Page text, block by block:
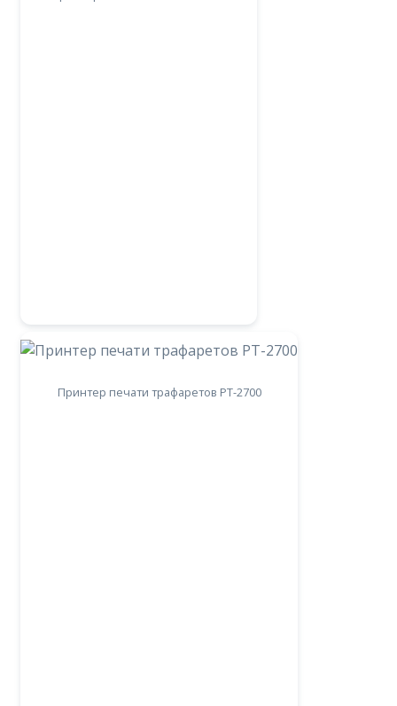
Принтер печати трафаретов РТ-2700